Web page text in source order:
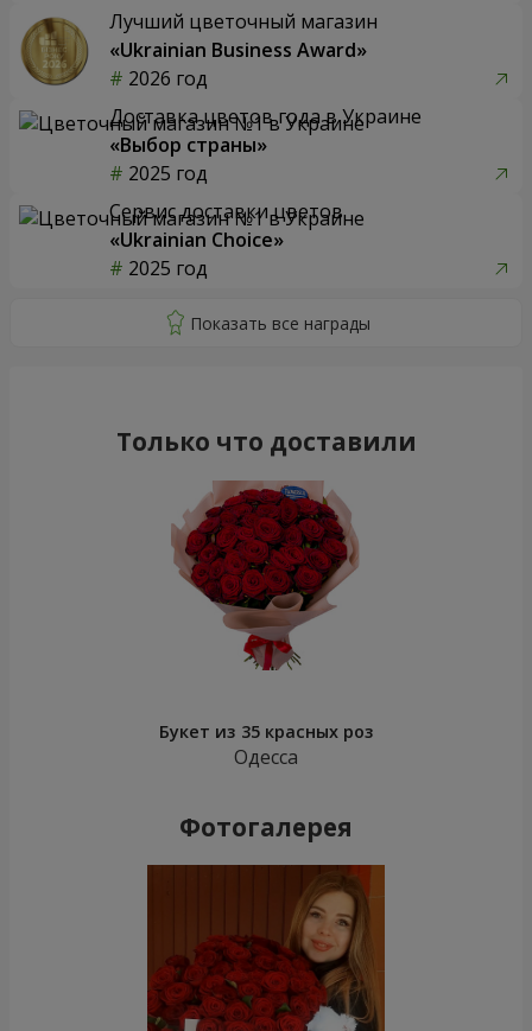
Лучший цветочный магазин
«Ukrainian Business Award»
2026 год
Доставка цветов года в Украине
«Выбор страны»
2025 год
Сервис доставки цветов
«Ukrainian Choice»
2025 год
Только что доставили
Букет из 35 красных роз
Одесса
Фотогалерея